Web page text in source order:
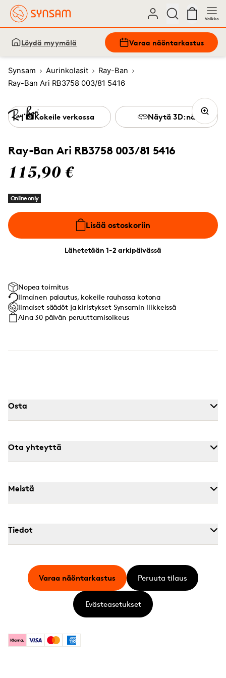
Valikko
Löydä myymälä Varaa näöntarkastus
Synsam Aurinkolasit
Ray-Ban
Ray-Ban Ari RB3758 003/81 5416
Ray-Ban Ari RB3758 003/81 5416
115,90 €
Online only
Lisää ostoskoriin
Lähetetään 1-2 arkipäivässä
Kokeile verkossa Näytä 3D:nä
Nopea toimitus
Ilmainen palautus, kokeile rauhassa kotona
Ilmaiset säädöt ja kiristykset Synsamin liikkeissä
Aina 30 päivän peruuttamisoikeus
Osta
Ota yhteyttä
Meistä
Tiedot
KlarnaVisa MastercardAmerican Express
Varaa näöntarkastus Peruuta tilaus
Evästeasetukset